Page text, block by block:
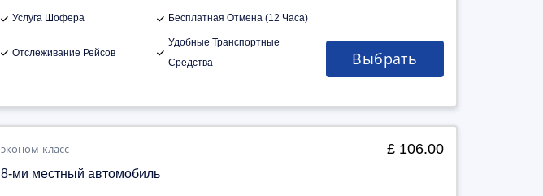
Услуга Шофера Бесплатная Отмена (12 Часа)
Отслеживание Рейсов
Удобные Транспортные
Средства
Выбрать
эконом-класс
8-ми местный автомобиль
£ 106.00